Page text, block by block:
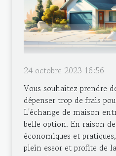
24 octobre 2023 16:56
Vous souhaitez prendre
dépenser trop de frais
L'échange de maison
belle option. En raison de
économiques et
plein essor et profite de